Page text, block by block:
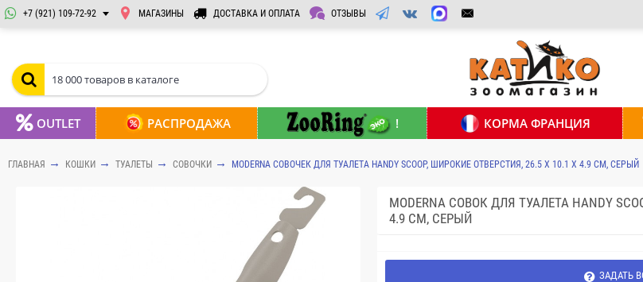
+7 (921) 109-72-92 МАГАЗИНЫ ДОСТАВКА И ОПЛАТА ОТЗЫВЫ
OUTLET РАСПРОДАЖА ! КОРМА ФРАНЦИЯ
ГЛАВНАЯ КОШКИ ТУАЛЕТЫ СОВОЧКИ MODERNA СОВОЧЕК ДЛЯ ТУАЛЕТА HANDY SCOOP, ШИРОКИЕ ОТВЕРСТИЯ, 26.5 X 10.1 X 4.9 СМ, СЕРЫЙ
MODERNA СОВОК ДЛЯ ТУАЛЕТА HANDY
4.9 СМ, СЕРЫЙ
ЗАДАТЬ